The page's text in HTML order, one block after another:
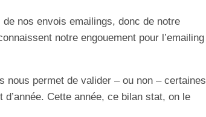
nos envois emailings, donc de notre
notre engouement pour l’emailing
nous permet de valider – ou non – certaines
Cette année, ce bilan stat, on le